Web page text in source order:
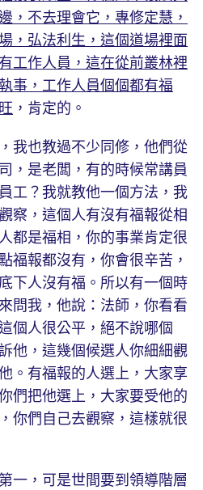
，不去理會它，專修定慧，
，弘法利生，這個道場裡面
工作人員，這在從前叢林裡
事，工作人員個個都有福
，肯定的。
也教過不少同修，他們從
，是老闆，有的時候常講員
工？我就教他一個方法，我
察，這個人有沒有福報從相
都是福相，你的事業肯定很
福報都沒有，你會很辛苦，
下人沒有福。所以有一個時
問我，他說：法師，你看看
個人很公平，絕不說哪個
他，這幾個候選人你細細觀
。有福報的人選上，大家享
們把他選上，大家要受他的
你們自己去觀察，這樣就很
，可是世間要到領導階層